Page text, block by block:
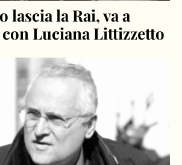
lascia la Rai, va a
Luciana Littizzetto